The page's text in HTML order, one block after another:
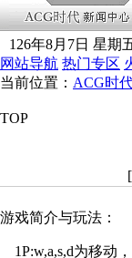
126年8月 7日 星期
网站导航 热门专区
当前位置： ACG时
TOP
游戏简介与玩法：
1P:w,a,s,d为移动